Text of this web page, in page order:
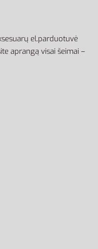
el.parduotuvė
aprangą visai šeimai –